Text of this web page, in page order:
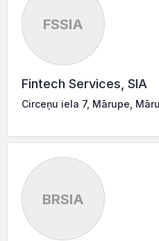
FSSIA
Fintech Services, SIA
Circeņu iela 7, Mārupe,
BRSIA